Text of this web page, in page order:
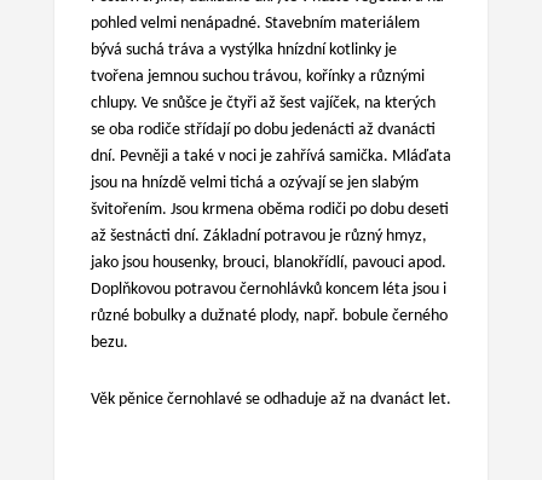
pohled velmi nenápadné. Stavebním materiálem
bývá suchá tráva a vystýlka hnízdní kotlinky je
tvořena jemnou suchou trávou, kořínky a různými
chlupy. Ve snůšce je čtyři až šest vajíček, na kterých
se oba rodiče střídají po dobu jedenácti až dvanácti
dní. Pevněji a také v noci je zahřívá samička. Mláďata
jsou na hnízdě velmi tichá a ozývají se jen slabým
švitořením. Jsou krmena oběma rodiči po dobu deseti
až šestnácti dní. Základní potravou je různý hmyz,
jako jsou housenky, brouci, blanokřídlí, pavouci apod.
Doplňkovou potravou černohlávků koncem léta jsou i
různé bobulky a dužnaté plody, např. bobule černého
bezu.
Věk pěnice černohlavé se odhaduje až na dvanáct let.